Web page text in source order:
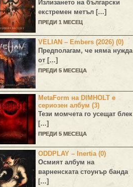
Излизането на български
екстремен метъл […]
ПРЕДИ 1 МЕСЕЦ
VELIAN – Embers (2026) (0)
Предполагам, че няма нужда
от […]
ПРЕДИ 5 МЕСЕЦА
MetaForm на DIMHOLT е
сериозен албум (3)
Тези момчета го усещат блек
[…]
ПРЕДИ 5 МЕСЕЦА
ODDPLAY – Inertia (0)
Осмият албум на
варненската стоунър банда
[…]